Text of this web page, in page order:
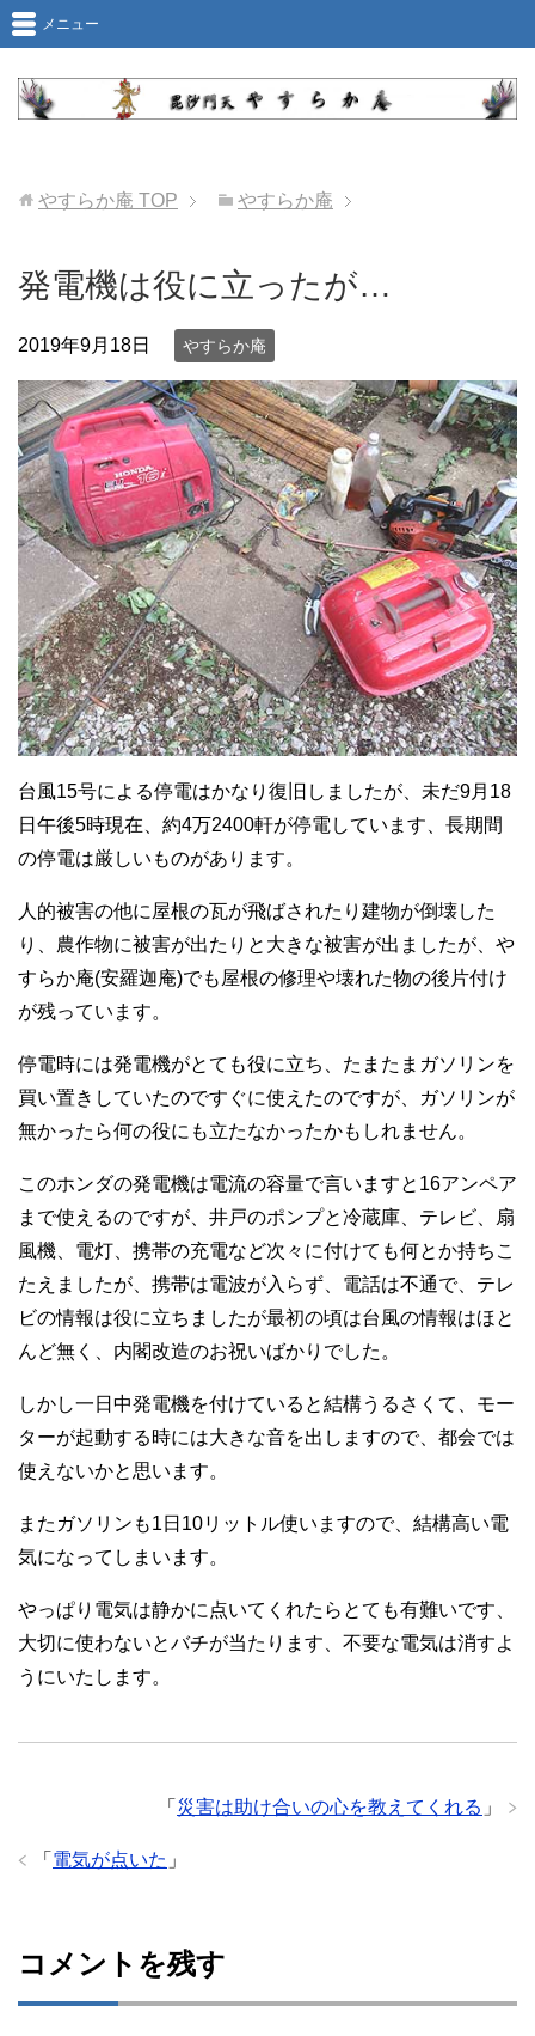
メニュー
やすらか庵 TOP やすらか庵
発電機は役に立ったが…
2019年9月18日 やすらか庵
台風15号による停電はかなり復旧しましたが、未だ9月18
日午後5時現在、約4万2400軒が停電しています、長期間
の停電は厳しいものがあります。
人的被害の他に屋根の瓦が飛ばされたり建物が倒壊した
り、農作物に被害が出たりと大きな被害が出ましたが、や
すらか庵(安羅迦庵)でも屋根の修理や壊れた物の後片付け
が残っています。
停電時には発電機がとても役に立ち、たまたまガソリンを
買い置きしていたのですぐに使えたのですが、ガソリンが
無かったら何の役にも立たなかったかもしれません。
このホンダの発電機は電流の容量で言いますと16アンペア
まで使えるのですが、井戸のポンプと冷蔵庫、テレビ、扇
風機、電灯、携帯の充電など次々に付けても何とか持ちこ
たえましたが、携帯は電波が入らず、電話は不通で、テレ
ビの情報は役に立ちましたが最初の頃は台風の情報はほと
んど無く、内閣改造のお祝いばかりでした。
しかし一日中発電機を付けていると結構うるさくて、モー
ターが起動する時には大きな音を出しますので、都会では
使えないかと思います。
またガソリンも1日10リットル使いますので、結構高い電
気になってしまいます。
やっぱり電気は静かに点いてくれたらとても有難いです、
大切に使わないとバチが当たります、不要な電気は消すよ
うにいたします。
「 災害は助け合いの心を教えてくれる 」
「 電気が点いた 」
コメントを残す